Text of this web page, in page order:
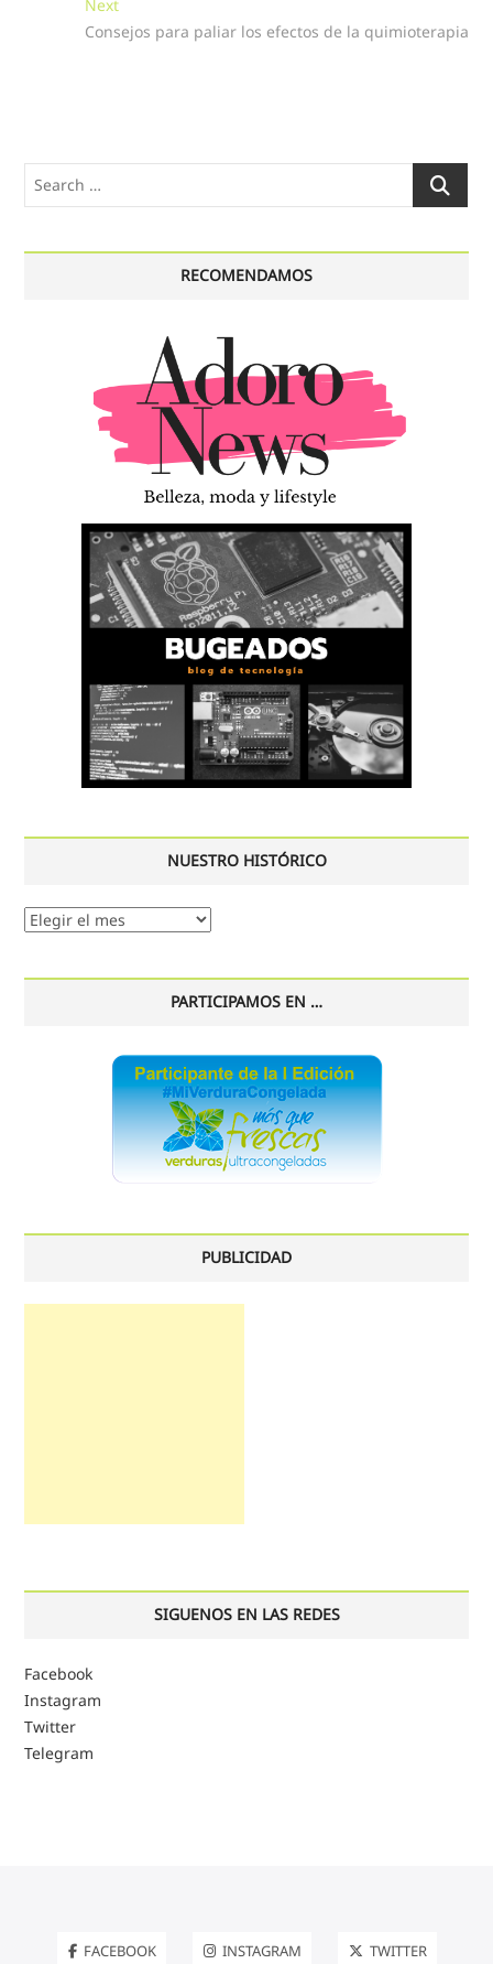
Next
post:
Consejos para paliar los efectos de la quimioterapia
Search
RECOMENDAMOS
NUESTRO HISTÓRICO
Nuestro
PARTICIPAMOS EN …
PUBLICIDAD
SIGUENOS EN LAS REDES
Facebook
Instagram
Twitter
Telegram
FACEBOOK INSTAGRAM TWITTER